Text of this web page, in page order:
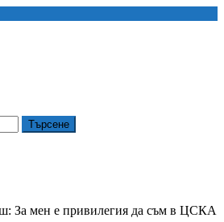
За мен е привилегия да съм в ЦСКА